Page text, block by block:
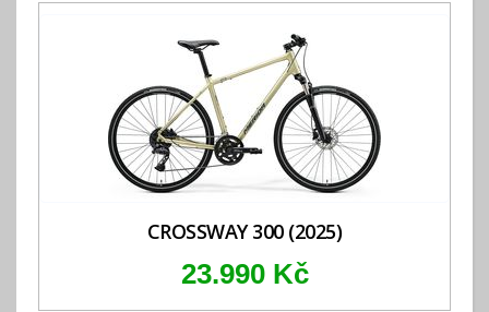
CROSSWAY 300 (2025)
23.990 Kč